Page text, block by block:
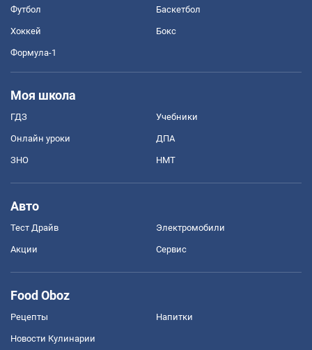
Футбол Баскетбол
Хоккей Бокс
Формула-1
Моя школа
ГДЗ Учебники
Онлайн уроки ДПА
ЗНО НМТ
Авто
Тест Драйв Электромобили
Акции Сервис
Food Oboz
Рецепты Напитки
Новости Кулинарии